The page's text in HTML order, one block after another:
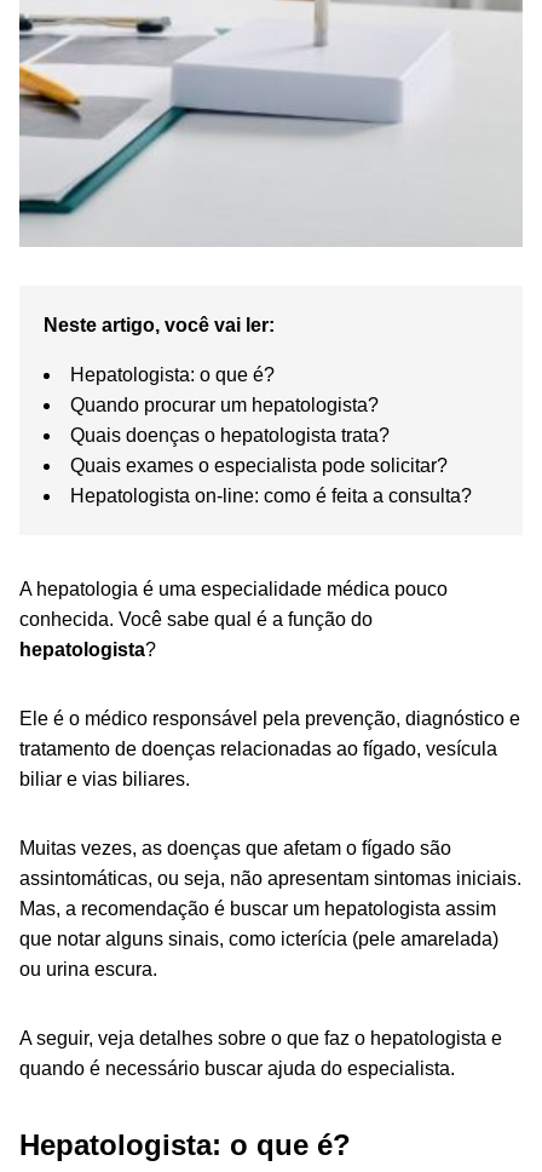
Neste artigo, você vai ler:
Hepatologista: o que é?
Quando procurar um hepatologista?
Quais doenças o hepatologista trata?
Quais exames o especialista pode solicitar?
Hepatologista on-line: como é feita a consulta?
A hepatologia é uma especialidade médica pouco
conhecida. Você sabe qual é a função do
hepatologista?
Ele é o médico responsável pela prevenção, diagnóstico e
tratamento de doenças relacionadas ao fígado, vesícula
biliar e vias biliares.
Muitas vezes, as doenças que afetam o fígado são
assintomáticas, ou seja, não apresentam sintomas iniciais.
Mas, a recomendação é buscar um hepatologista assim
que notar alguns sinais, como icterícia (pele amarelada)
ou urina escura.
A seguir, veja detalhes sobre o que faz o hepatologista e
quando é necessário buscar ajuda do especialista.
Hepatologista: o que é?